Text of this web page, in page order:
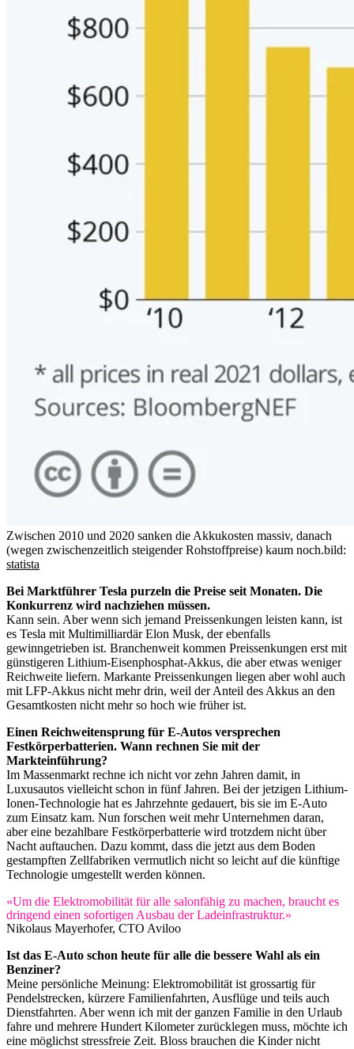
Zwischen 2010 und 2020 sanken die Akkukosten massiv, danach
(wegen zwischenzeitlich steigender Rohstoffpreise) kaum noch.bild:
statista
Bei Marktführer Tesla purzeln die Preise seit Monaten. Die
Konkurrenz wird nachziehen müssen.
Kann sein. Aber wenn sich jemand Preissenkungen leisten kann, ist
es Tesla mit Multimilliardär Elon Musk, der ebenfalls
gewinngetrieben ist. Branchenweit kommen Preissenkungen erst mit
günstigeren Lithium-Eisenphosphat-Akkus, die aber etwas weniger
Reichweite liefern. Markante Preissenkungen liegen aber wohl auch
mit LFP-Akkus nicht mehr drin, weil der Anteil des Akkus an den
Gesamtkosten nicht mehr so hoch wie früher ist.
Einen Reichweitensprung für E-Autos versprechen
Festkörperbatterien. Wann rechnen Sie mit der
Markteinführung?
Im Massenmarkt rechne ich nicht vor zehn Jahren damit, in
Luxusautos vielleicht schon in fünf Jahren. Bei der jetzigen Lithium-
Ionen-Technologie hat es Jahrzehnte gedauert, bis sie im E-Auto
zum Einsatz kam. Nun forschen weit mehr Unternehmen daran,
aber eine bezahlbare Festkörperbatterie wird trotzdem nicht über
Nacht auftauchen. Dazu kommt, dass die jetzt aus dem Boden
gestampften Zellfabriken vermutlich nicht so leicht auf die künftige
Technologie umgestellt werden können.
«Um die Elektromobilität für alle salonfähig zu machen, braucht es
dringend einen sofortigen Ausbau der Ladeinfrastruktur.»
Nikolaus Mayerhofer, CTO Aviloo
Ist das E-Auto schon heute für alle die bessere Wahl als ein
Benziner?
Meine persönliche Meinung: Elektromobilität ist grossartig für
Pendelstrecken, kürzere Familienfahrten, Ausflüge und teils auch
Dienstfahrten. Aber wenn ich mit der ganzen Familie in den Urlaub
fahre und mehrere Hundert Kilometer zurücklegen muss, möchte ich
eine möglichst stressfreie Zeit. Bloss brauchen die Kinder nicht